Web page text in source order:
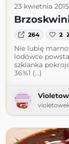
23 kwietnia 2015
264 2
Nie lubię
lodówce
szklanka
36%1 (...)